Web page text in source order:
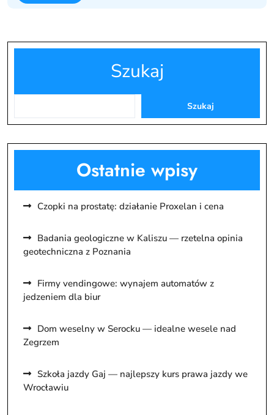
Szukaj
Szukaj
Ostatnie wpisy
Czopki na prostatę: działanie Proxelan i cena
Badania geologiczne w Kaliszu — rzetelna opinia
geotechniczna z Poznania
Firmy vendingowe: wynajem automatów z
jedzeniem dla biur
Dom weselny w Serocku — idealne wesele nad
Zegrzem
Szkoła jazdy Gaj — najlepszy kurs prawa jazdy we
Wrocławiu